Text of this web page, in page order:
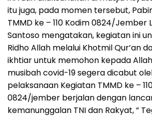
itu juga, pada momen tersebut,
TMMD ke – 110 Kodim 0824/Jember
Santoso mengatakan, kegiatan ini
Ridho Allah melalui Khotmil Qur’an
ikhtiar untuk memohon kepada
musibah covid-19 segera dicabut
pelaksanaan Kegiatan TMMD ke –
0824/jember berjalan dengan
kemanunggalan TNI dan Rakyat, ”